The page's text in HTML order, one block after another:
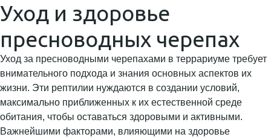
Уход и здоровье
пресноводных черепах
Уход за пресноводными черепахами в террариуме требует
внимательного подхода и знания основных аспектов их
жизни. Эти рептилии нуждаются в создании условий,
максимально приближенных к их естественной среде
обитания, чтобы оставаться здоровыми и активными.
Важнейшими факторами, влияющими на здоровье